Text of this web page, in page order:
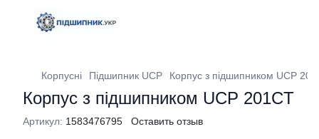
Корпусні Підшипник UCP Корпус з підшипником UCP
Корпус з підшипником UCP 201CT
Артикул: 1583476795 Оставить отзыв